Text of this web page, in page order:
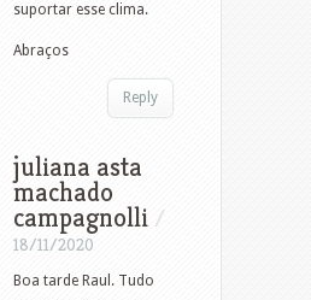
suportar esse clima.
Abraços
Reply
juliana asta
machado
campagnolli /
18/11/2020
Boa tarde Raul. Tudo